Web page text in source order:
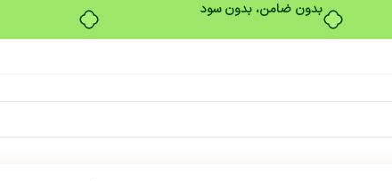
بدون ضامن، بدون سود